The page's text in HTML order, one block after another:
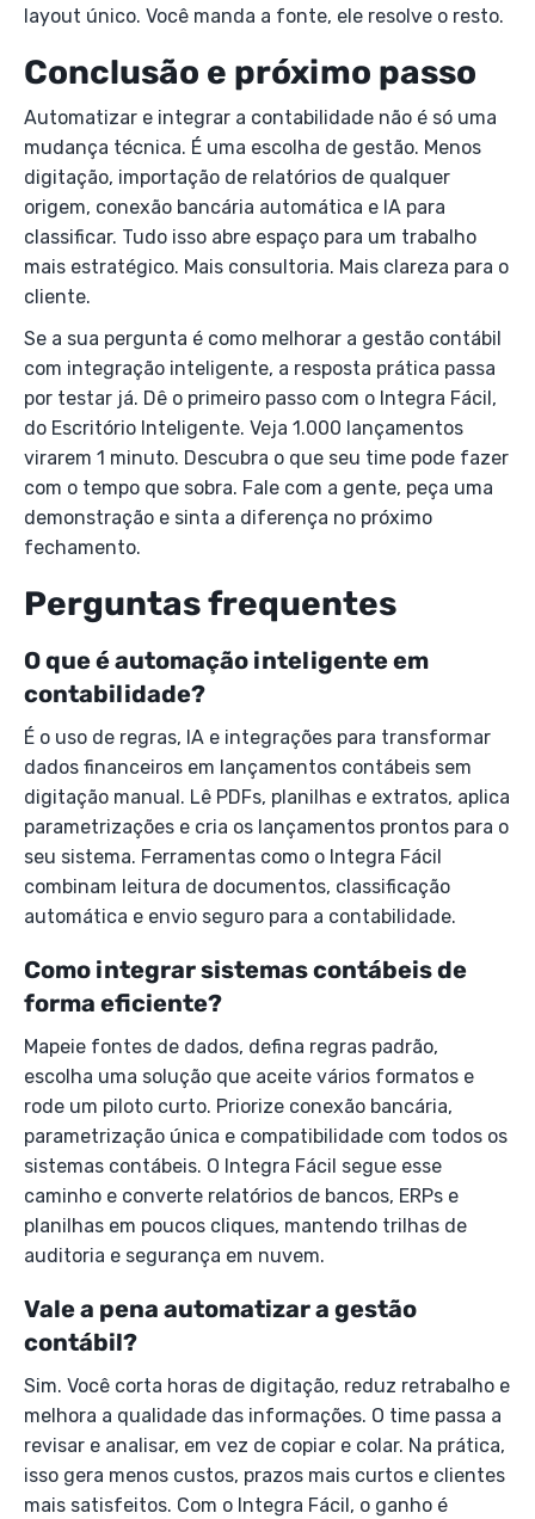
layout único. Você manda a fonte, ele resolve o resto.
Conclusão e próximo passo
Automatizar e integrar a contabilidade não é só uma
mudança técnica. É uma escolha de gestão. Menos
digitação, importação de relatórios de qualquer
origem, conexão bancária automática e IA para
classificar. Tudo isso abre espaço para um trabalho
mais estratégico. Mais consultoria. Mais clareza para o
cliente.
Se a sua pergunta é como melhorar a gestão contábil
com integração inteligente, a resposta prática passa
por testar já. Dê o primeiro passo com o Integra Fácil,
do Escritório Inteligente. Veja 1.000 lançamentos
virarem 1 minuto. Descubra o que seu time pode fazer
com o tempo que sobra. Fale com a gente, peça uma
demonstração e sinta a diferença no próximo
fechamento.
Perguntas frequentes
O que é automação inteligente em
contabilidade?
É o uso de regras, IA e integrações para transformar
dados financeiros em lançamentos contábeis sem
digitação manual. Lê PDFs, planilhas e extratos, aplica
parametrizações e cria os lançamentos prontos para o
seu sistema. Ferramentas como o Integra Fácil
combinam leitura de documentos, classificação
automática e envio seguro para a contabilidade.
Como integrar sistemas contábeis de
forma eficiente?
Mapeie fontes de dados, defina regras padrão,
escolha uma solução que aceite vários formatos e
rode um piloto curto. Priorize conexão bancária,
parametrização única e compatibilidade com todos os
sistemas contábeis. O Integra Fácil segue esse
caminho e converte relatórios de bancos, ERPs e
planilhas em poucos cliques, mantendo trilhas de
auditoria e segurança em nuvem.
Vale a pena automatizar a gestão
contábil?
Sim. Você corta horas de digitação, reduz retrabalho e
melhora a qualidade das informações. O time passa a
revisar e analisar, em vez de copiar e colar. Na prática,
isso gera menos custos, prazos mais curtos e clientes
mais satisfeitos. Com o Integra Fácil, o ganho é